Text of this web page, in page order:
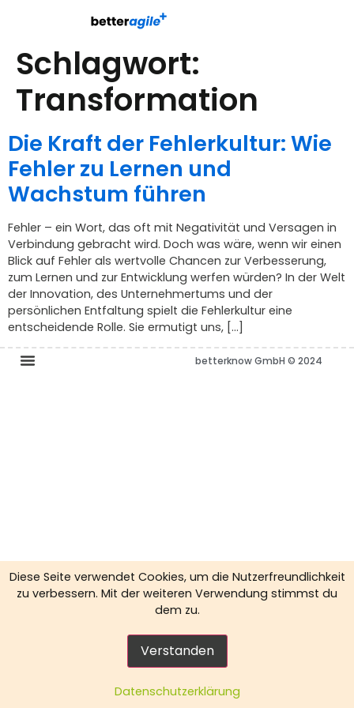
Schlagwort:
Transformation
Die Kraft der Fehlerkultur: Wie
Fehler zu Lernen und
Wachstum führen
Fehler – ein Wort, das oft mit Negativität und Versagen in
Verbindung gebracht wird. Doch was wäre, wenn wir einen
Blick auf Fehler als wertvolle Chancen zur Verbesserung,
zum Lernen und zur Entwicklung werfen würden? In der Welt
der Innovation, des Unternehmertums und der
persönlichen Entfaltung spielt die Fehlerkultur eine
entscheidende Rolle. Sie ermutigt uns, […]
betterknow GmbH © 2024
Diese Seite verwendet Cookies, um die Nutzerfreundlichkeit
zu verbessern. Mit der weiteren Verwendung stimmst du
dem zu.
Verstanden
Datenschutzerklärung